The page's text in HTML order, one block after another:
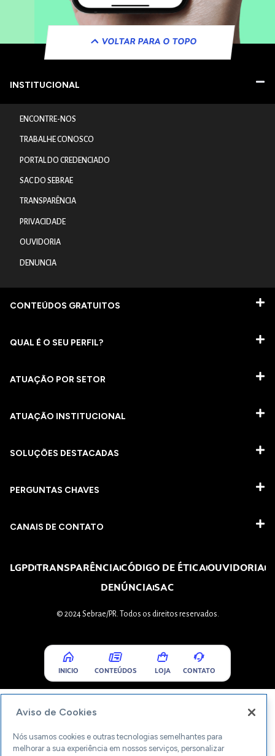
VOLTAR PARA O TOPO
INSTITUCIONAL
ENCONTRE-NOS
TRABALHE CONOSCO
PORTAL DO CREDENCIADO
SAC DO SEBRAE
TRANSPARÊNCIA
PRIVACIDADE
OUVIDORIA
DENUNCIA
CONTEÚDOS GRATUITOS
QUAL É O SEU PERFIL?
ATUAÇÃO POR SETOR
ATUAÇÃO INSTITUCIONAL
SOLUÇÕES DESTACADAS
PERGUNTAS CHAVES​
CANAIS DE CONTATO
LGPDTRANSPARÊNCIACÓDIGO DE ÉTICAOUVIDORIA
DENÚNCIASAC
© 2024 Sebrae/PR. Todos os direitos reservados.
INICIO CONTEÚDOS LOJA CONTATO
Aviso de Cookies
Nós usamos cookies e outras tecnologias semelhantes para
melhorar a sua experiência em nossos serviços, personalizar